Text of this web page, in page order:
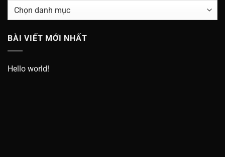
DANH
VIẾT
BÀI VIẾT MỚI NHẤT
Hello world!